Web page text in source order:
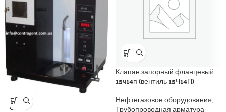
SOLD
OUT
Клапан запорный фланцевый
15ч14п (вентиль 15Ч14П)
Нефтегазовое оборудование,